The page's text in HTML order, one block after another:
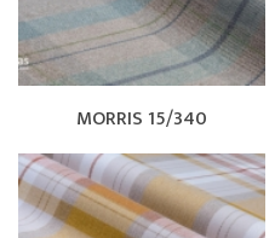
MORRIS 15/340